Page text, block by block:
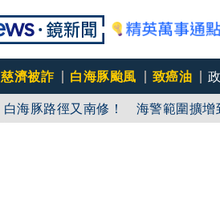
慈濟被詐 白海豚颱風 致癌油
白海豚路徑又南修！ 海警範圍擴增
慈濟挨詐十億／綠批抹黑「欠陳時